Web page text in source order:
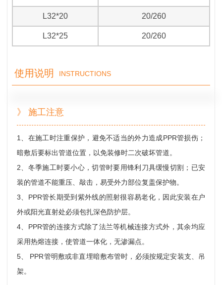
L32*20 20/260
L32*25 20/260
使用说明 INSTRUCTIONS
》 施工注意
1、在施工时注重保护，避免不适当的外力造成PPR管损伤；
暗敷后要标出管道位置，以免装修时二次破坏管道。
2、冬季施工时要小心，切管时要用锋利刀具缓慢切割；已安
装的管道不能重压、敲击，易受外力部位复盖保护物。
3、PPR管长期受到紫外线的照射很容易老化，因此安装在户
外或阳光直射处必须包扎深色防护层。
4、PPR管的连接方式除了法兰等机械连接方式外，其余均应
采用热熔连接，使管道一体化，无渗漏点。
5、 PPR管明敷或非直埋暗敷布管时，必须按规定安装支、吊
架。